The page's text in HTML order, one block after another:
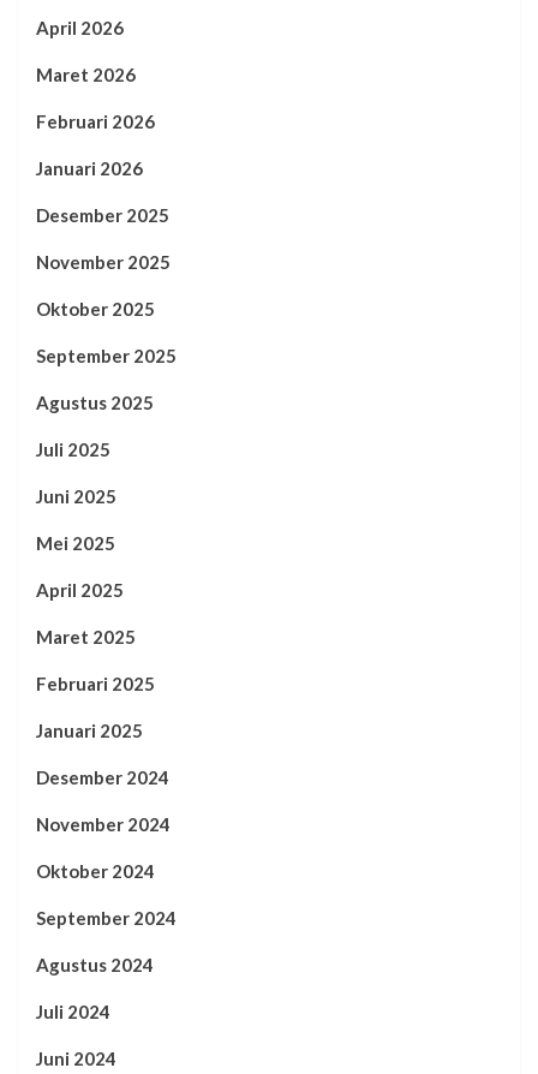
April 2026
Maret 2026
Februari 2026
Januari 2026
Desember 2025
November 2025
Oktober 2025
September 2025
Agustus 2025
Juli 2025
Juni 2025
Mei 2025
April 2025
Maret 2025
Februari 2025
Januari 2025
Desember 2024
November 2024
Oktober 2024
September 2024
Agustus 2024
Juli 2024
Juni 2024